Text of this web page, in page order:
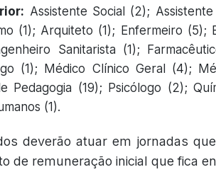
Assistente Social (2);
(1); Arquiteto (1); Enfermeiro (5);
Sanitarista (1);
(1); Médico Clínico Geral (4);
Pedagogia (19); Psicólogo (2);
(1).
deverão atuar em jornadas
de remuneração inicial que fica